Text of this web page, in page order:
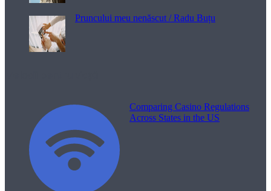
Pruncului meu nenăscut / Radu Buțu
Comparing Casino Regulations
Across States in the US